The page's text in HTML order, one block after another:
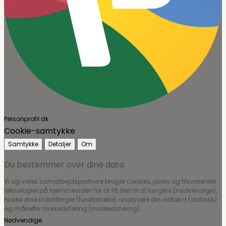
Personprofil.dk
Cookie-samtykke
Samtykke Detaljer Om
Du bestemmer over dine data
Vi og vores samarbejdspartnere bruger cookies, pixels og tilsvarende
teknologier på hjemmesiden for at få den til at fungere (nødvendige),
huske dine indstillinger (funktionelle), analysere din adfærd (statistik)
og målrette markedsføring (markedsføring).
Nødvendige